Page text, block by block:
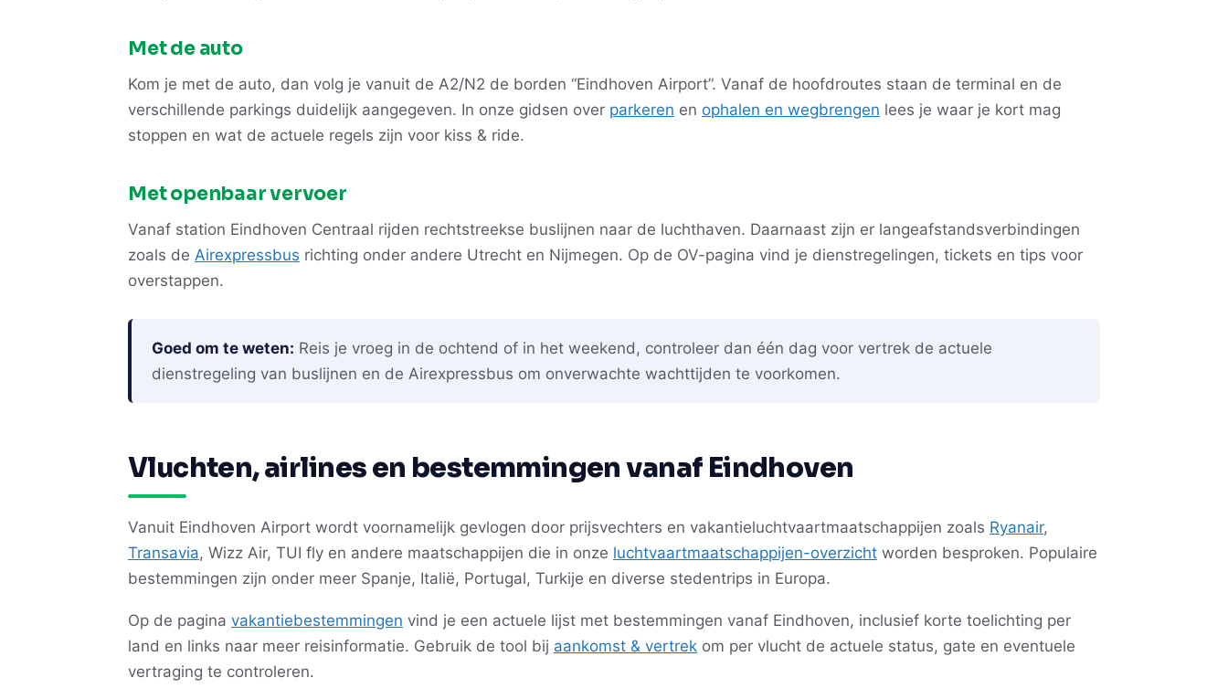
Met de auto
Kom je met de auto, dan volg je vanuit de A2/N2 de borden “Eindhoven Airport”. Vanaf de hoofdroutes staan de terminal en de
verschillende parkings duidelijk aangegeven. In onze gidsen over parkeren en ophalen en wegbrengen lees je waar je kort mag
stoppen en wat de actuele regels zijn voor kiss & ride.
Met openbaar vervoer
Vanaf station Eindhoven Centraal rijden rechtstreekse buslijnen naar de luchthaven. Daarnaast zijn er langeafstandsverbindingen
zoals de Airexpressbus richting onder andere Utrecht en Nijmegen. Op de OV-pagina vind je dienstregelingen, tickets en tips voor
overstappen.
Goed om te weten: Reis je vroeg in de ochtend of in het weekend, controleer dan één dag voor vertrek de actuele
dienstregeling van buslijnen en de Airexpressbus om onverwachte wachttijden te voorkomen.
Vluchten, airlines en bestemmingen vanaf Eindhoven
Vanuit Eindhoven Airport wordt voornamelijk gevlogen door prijsvechters en vakantieluchtvaartmaatschappijen zoals Ryanair,
Transavia, Wizz Air, TUI fly en andere maatschappijen die in onze luchtvaartmaatschappijen-overzicht worden besproken. Populaire
bestemmingen zijn onder meer Spanje, Italië, Portugal, Turkije en diverse stedentrips in Europa.
Op de pagina vakantiebestemmingen vind je een actuele lijst met bestemmingen vanaf Eindhoven, inclusief korte toelichting per
land en links naar meer reisinformatie. Gebruik de tool bij aankomst & vertrek om per vlucht de actuele status, gate en eventuele
vertraging te controleren.